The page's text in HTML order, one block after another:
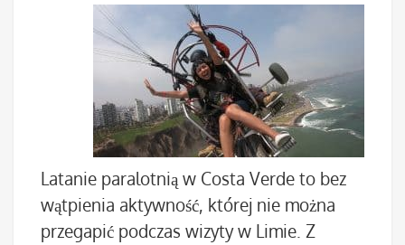
Latanie paralotnią w Costa Verde to bez
wątpienia aktywność, której nie można
przegapić podczas wizyty w Limie. Z